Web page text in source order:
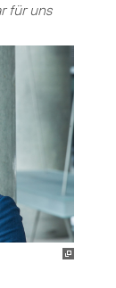
für uns